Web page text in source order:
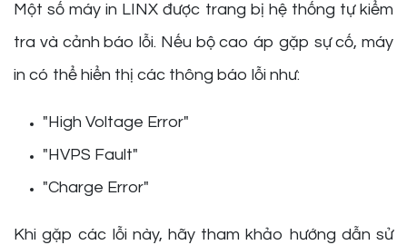
Một số máy in LINX được trang bị hệ thống tự kiểm
tra và cảnh báo lỗi. Nếu bộ cao áp gặp sự cố, máy
in có thể hiển thị các thông báo lỗi như:
"High Voltage Error"
"HVPS Fault"
"Charge Error"
Khi gặp các lỗi này, hãy tham khảo hướng dẫn sử